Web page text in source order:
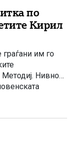
по
Кирил
граѓани им го
Нивното
на
и идентитетот